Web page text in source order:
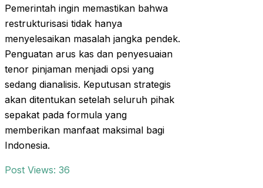
Pemerintah ingin memastikan bahwa
restrukturisasi tidak hanya
menyelesaikan masalah jangka pendek.
Penguatan arus kas dan penyesuaian
tenor pinjaman menjadi opsi yang
sedang dianalisis. Keputusan strategis
akan ditentukan setelah seluruh pihak
sepakat pada formula yang
memberikan manfaat maksimal bagi
Indonesia.
Post Views: 36